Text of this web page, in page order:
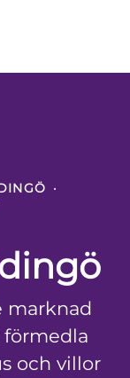
·
marknad
och villor